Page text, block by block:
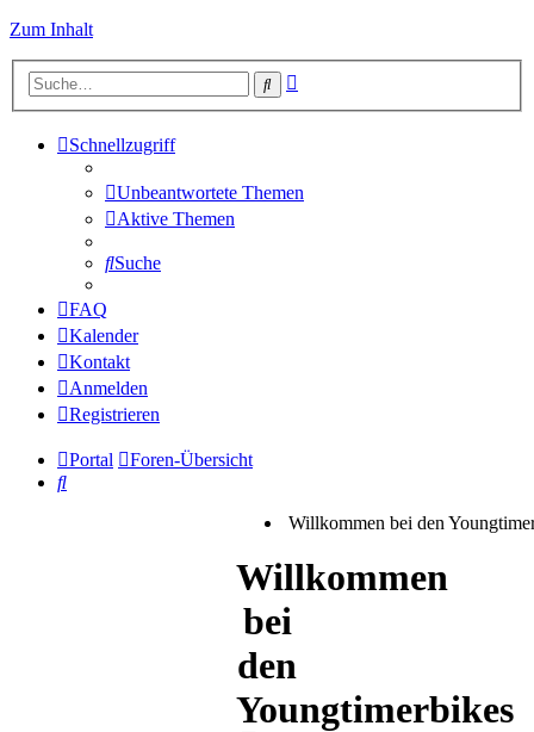
Zum Inhalt
Suche
Schnellzugriff
Unbeantwortete Themen
Aktive Themen
Suche
FAQ
Kalender
Kontakt
Anmelden
Registrieren
Portal
Foren-Übersicht
Suche
Willkommen bei den
Willkommen
bei
den
Youngtimerbikes